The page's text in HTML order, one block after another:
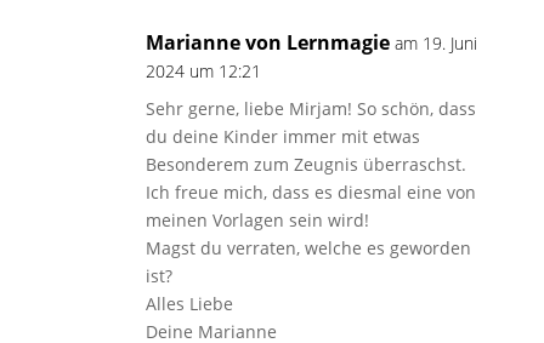
Marianne von Lernmagie am 19. Juni
2024 um 12:21
Sehr gerne, liebe Mirjam! So schön, dass
du deine Kinder immer mit etwas
Besonderem zum Zeugnis überraschst.
Ich freue mich, dass es diesmal eine von
meinen Vorlagen sein wird!
Magst du verraten, welche es geworden
ist?
Alles Liebe
Deine Marianne